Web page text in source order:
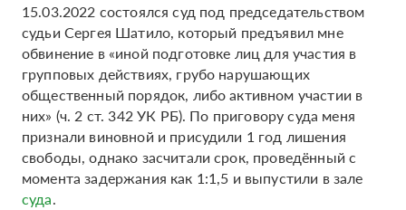
15.03.2022 состоялся суд под председательством
судьи Сергея Шатило, который предъявил мне
обвинение в «иной подготовке лиц для участия в
групповых действиях, грубо нарушающих
общественный порядок, либо активном участии в
них» (ч. 2 ст. 342 УК РБ). По приговору суда меня
признали виновной и присудили 1 год лишения
свободы, однако засчитали срок, проведённый с
момента задержания как 1:1,5 и выпустили в зале
суда.